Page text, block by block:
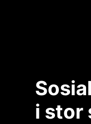
i stor